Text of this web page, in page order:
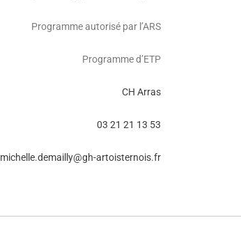
Programme autorisé par l’ARS
Programme d’ETP
CH Arras
03 21 21 13 53
michelle.demailly@gh-artoisternois.fr